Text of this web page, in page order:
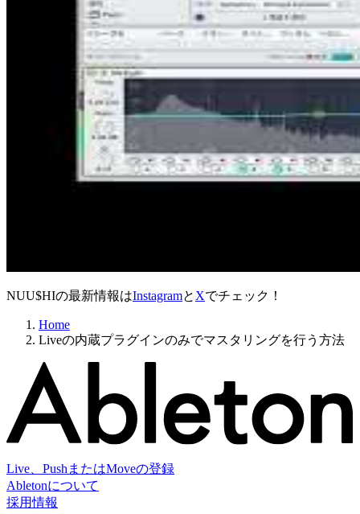
NUU$HIの最新情報はInstagramと Xでチェック！
Home
Liveの内蔵プラグインのみでマスタリングを行う方法
Live、PushまたはMoveの登録
Abletonについて
採用情報